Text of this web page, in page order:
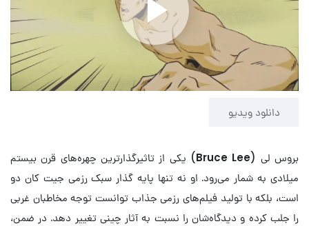
Play
دانلود ویدیو
بروس لی (Bruce Lee) یکی از تاثیرگذارترین چهره‌های قرن بیستم
میلادی به شمار می‌رود. او نه تنها پایه گذار سبک رزمی جیت کان دو
است، بلکه با تولید فیلم‌های رزمی جذاب توانست توجه مخاطبان غربی
را جلب کرده و دیدگاه‌شان را نسبت به آثار چینی تغییر دهد. در ضمن،